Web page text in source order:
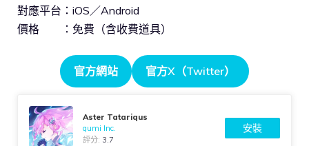
對應平台：iOS／Android
價格 ：免費（含收費道具）
官方網站 官方X（Twitter）
Aster Tatariqus
gumi Inc.
評分: 3.7
安裝